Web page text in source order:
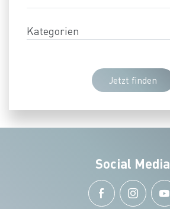
Kategorien
Jetzt finden
Social Media